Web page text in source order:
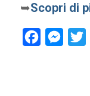
➥Scopri di
Facebook